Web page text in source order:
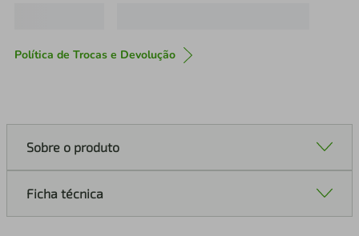
Política de Trocas e Devolução
Sobre o produto
Ficha técnica